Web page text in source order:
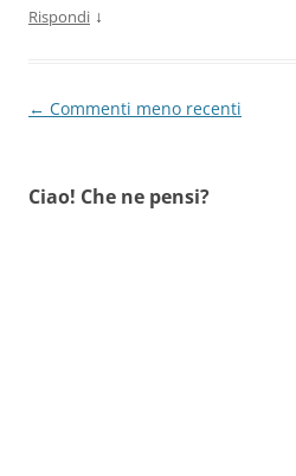
Rispondi ↓
Navigazione
← Commenti meno recenti
Ciao! Che ne pensi?